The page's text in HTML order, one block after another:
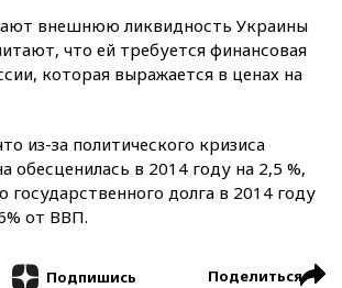
внешнюю ликвидность Украины
что ей требуется финансовая
которая выражается в ценах на
из-за политического кризиса
обесценилась в 2014 году на 2,5 %,
государственного долга в 2014 году
от ВВП.
Подпишись Поделиться